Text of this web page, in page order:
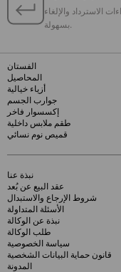
الاسترداد والإلغاء
الفستان
المحاصيل
أزياء خيالية
جوارب الجسم
إكسسوار فاخر
طقم ملابس داخلية
قميص نوم نسائي
نبذة عنا
عقد البيع عن بُعد
شروط الإرجاع والاستبدال
الأسئلة المتداولة
نبذة عن الوكالة
طلب الوكالة
سياسة الخصوصية
قانون حماية البيانات الشخصية
المدونة